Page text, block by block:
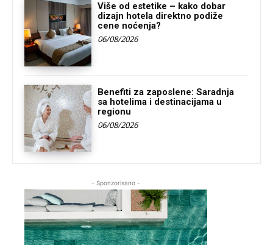
Više od estetike – kako dobar
dizajn hotela direktno podiže
cene noćenja?
06/08/2026
Benefiti za zaposlene: Saradnja
sa hotelima i destinacijama u
regionu
06/08/2026
- Sponzorisano -